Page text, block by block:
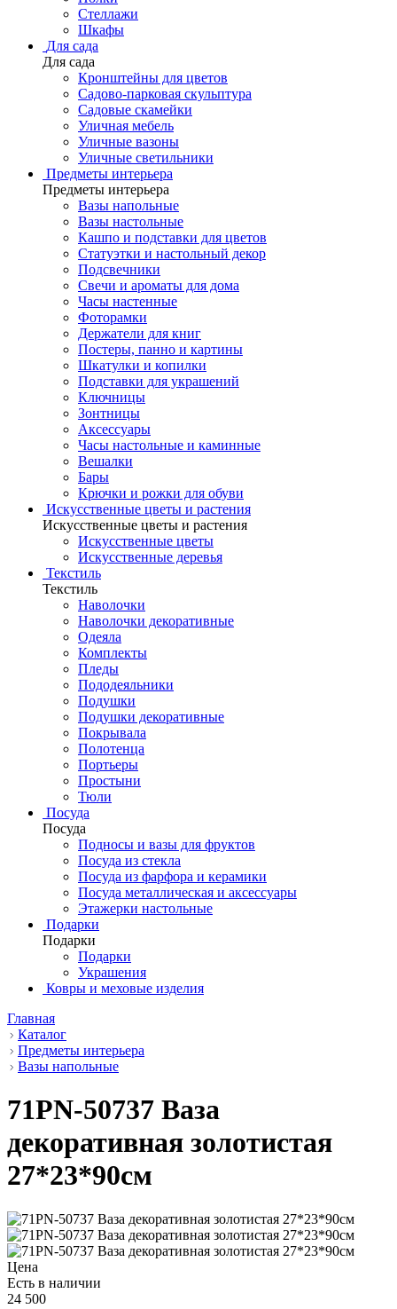
Стеллажи
Шкафы
Для сада
Для сада
Кронштейны для цветов
Садово-парковая скульптура
Садовые скамейки
Уличная мебель
Уличные вазоны
Уличные светильники
Предметы интерьера
Предметы интерьера
Вазы напольные
Вазы настольные
Кашпо и подставки для цветов
Статуэтки и настольный декор
Подсвечники
Свечи и ароматы для дома
Часы настенные
Фоторамки
Держатели для книг
Постеры, панно и картины
Шкатулки и копилки
Подставки для украшений
Ключницы
Зонтницы
Аксессуары
Часы настольные и каминные
Вешалки
Бары
Крючки и рожки для обуви
Искусственные цветы и растения
Искусственные цветы и растения
Искусственные цветы
Искусcтвенные деревья
Текстиль
Текстиль
Наволочки
Наволочки декоративные
Одеяла
Комплекты
Пледы
Пододеяльники
Подушки
Подушки декоративные
Покрывала
Полотенца
Портьеры
Простыни
Тюли
Посуда
Посуда
Подносы и вазы для фруктов
Посуда из стекла
Посуда из фарфора и керамики
Посуда металлическая и аксессуары
Этажерки настольные
Подарки
Подарки
Подарки
Украшения
Ковры и меховые изделия
Главная
Каталог
Предметы интерьера
Вазы напольные
71PN-50737 Ваза
декоративная золотистая
27*23*90см
Цена
Есть в наличии
24 500